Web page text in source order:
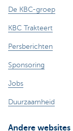
De KBC-groep
KBC Trakteert
Persberichten
Sponsoring
Jobs
Duurzaamheid
Andere websites